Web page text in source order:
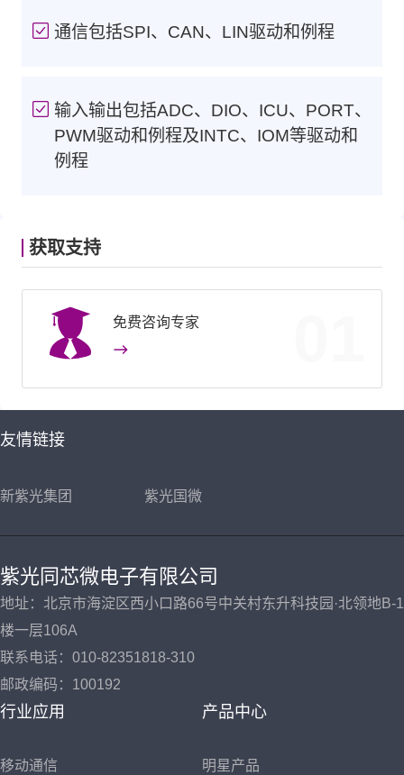
通信包括SPI、CAN、LIN驱动和例程
输入输出包括ADC、DIO、ICU、PORT、
PWM驱动和例程及INTC、IOM等驱动和
例程
获取支持
免费咨询专家
友情链接
新紫光集团 紫光国微
紫光同芯微电子有限公司
地址：北京市海淀区西小口路66号中关村东升科技园·北领地B-1
楼一层106A
联系电话：010-82351818-310
邮政编码：100192
行业应用
移动通信
产品中心
明星产品